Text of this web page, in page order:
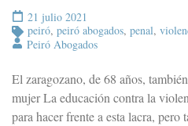
21 julio 2021
peiró, peiró abogados, penal,
Peiró Abogados
El zaragozano, de 68 años,
mujer La educación contra la
para hacer frente a esta lacra, pero